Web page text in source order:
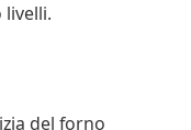
del forno